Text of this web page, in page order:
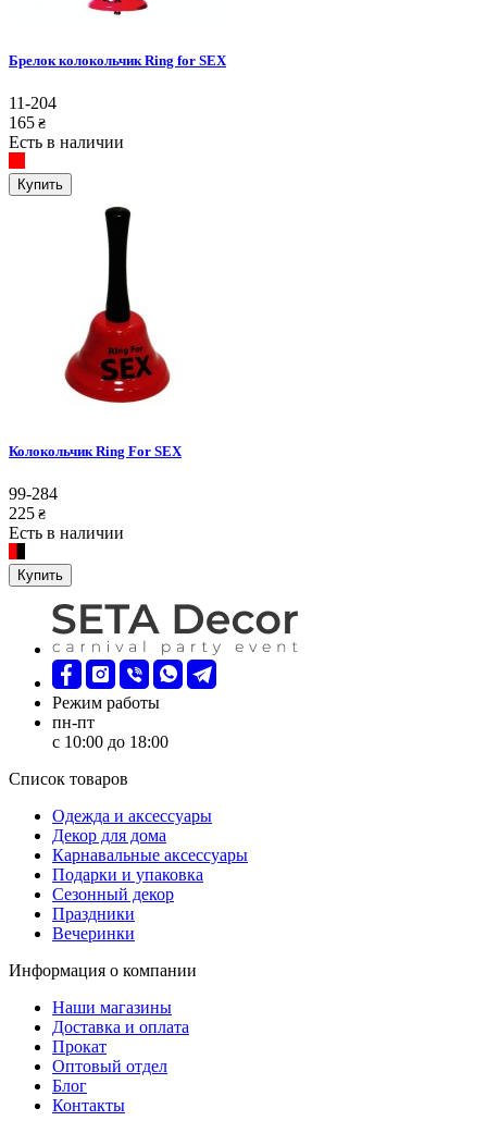
Брелок колокольчик Ring for SEX
11-204
165 ₴
Есть в наличии
Купить
Колокольчик Ring For SEX
99-284
225 ₴
Есть в наличии
Купить
Режим работы
пн-пт
с 10:00 до 18:00
Список товаров
Oдежда и аксессуары
Декор для дома
Карнавальные аксессуары
Подарки и упаковка
Сезонный декор
Праздники
Вечеринки
Информация о компании
Наши магазины
Доставка и оплата
Прокат
Оптовый отдел
Блог
Контакты